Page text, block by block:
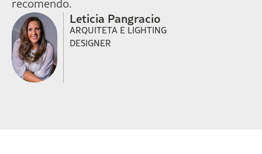
recomendo.
Leticia Pangracio
ARQUITETA E LIGHTING
DESIGNER